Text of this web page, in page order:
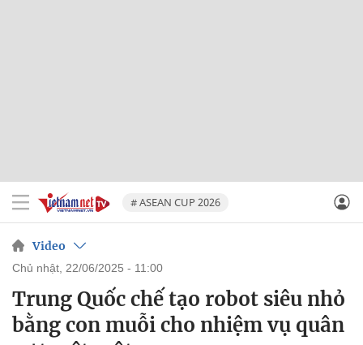
# ASEAN CUP 2026
Video
chủ nhật, 22/06/2025 - 11:00
Trung Quốc chế tạo robot siêu nhỏ
bằng con muỗi cho nhiệm vụ quân